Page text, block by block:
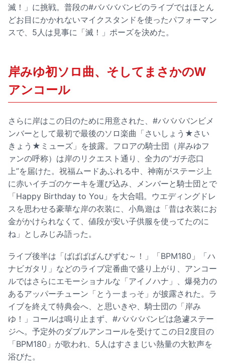
滅！」に挑戦。普段の#ババババンビのライブではほとん
どお目にかかれないマイクスタンドを使ったパフォーマン
スで、5人は見事に「滅！」ポーズを決めた。
岸みゆ初ソロ曲、そしてまさかのW
アンコール
さらに岸はこの日のために用意された、#ババババンビメ
ンバーとして最初で最後のソロ楽曲「さいしょう★さい
きょう★ミューズ」を披露。フロアの騎士団（岸みゆフ
ァンの呼称）は岸のリクエスト通り、全力の“ガチ恋口
上”を届けた。祝福ムードあふれる中、神南がステージ上
に赤いイチゴのケーキを運び込み、メンバーと騎士団とで
「Happy Birthday to You」を大合唱。ウエディングドレ
スを思わせる豪華な岸の衣装に、小鳥遊は「昔は衣装にお
金がかけられなくて、値段が安い子供服を使ってたのに
ね」としみじみ語った。
ライブ後半は「ばばばばんびずむ～！」「BPM180」「ハ
ナビガタリ」などのライブ定番曲で盛り上がり、アンコー
ルではさらにエモーショナルな「アイノハナ」、爆発力の
あるアッパーチューン「とう一まっそ」が披露された。ラ
イブを終えて特典会へ、と思いきや、騎士団の「岸み
ゆ！」コールは鳴り止まず、#ババババンビは急遽ステー
ジへ。予定外のダブルアンコールを受けてこの日2度目の
「BPM180」が歌われ、5人はすさまじい熱量の大歓声を
浴びた。